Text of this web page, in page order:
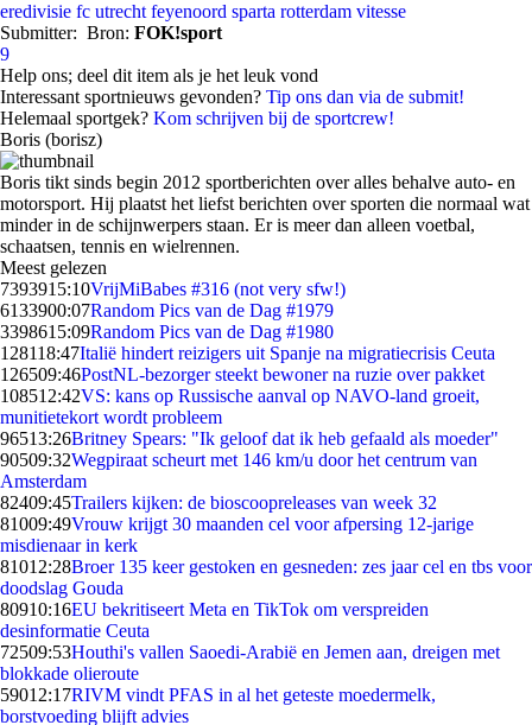
eredivisie fc utrecht feyenoord sparta rotterdam vitesse
Submitter: Bron: FOK!sport
9
Help ons; deel dit item als je het leuk vond
Interessant sportnieuws gevonden? Tip ons dan via de submit!
Helemaal sportgek? Kom schrijven bij de sportcrew!
Boris (borisz)
Boris tikt sinds begin 2012 sportberichten over alles behalve auto- en
motorsport. Hij plaatst het liefst berichten over sporten die normaal wat
minder in de schijnwerpers staan. Er is meer dan alleen voetbal,
schaatsen, tennis en wielrennen.
Meest gelezen
7393915:10VrijMiBabes #316 (not very sfw!)
6133900:07Random Pics van de Dag #1979
3398615:09Random Pics van de Dag #1980
128118:47Italië hindert reizigers uit Spanje na migratiecrisis Ceuta
126509:46PostNL-bezorger steekt bewoner na ruzie over pakket
108512:42VS: kans op Russische aanval op NAVO-land groeit,
munitietekort wordt probleem
96513:26Britney Spears: "Ik geloof dat ik heb gefaald als moeder"
90509:32Wegpiraat scheurt met 146 km/u door het centrum van
Amsterdam
82409:45Trailers kijken: de bioscoopreleases van week 32
81009:49Vrouw krijgt 30 maanden cel voor afpersing 12-jarige
misdienaar in kerk
81012:28Broer 135 keer gestoken en gesneden: zes jaar cel en tbs voor
doodslag Gouda
80910:16EU bekritiseert Meta en TikTok om verspreiden
desinformatie Ceuta
72509:53Houthi's vallen Saoedi-Arabië en Jemen aan, dreigen met
blokkade olieroute
59012:17RIVM vindt PFAS in al het geteste moedermelk,
borstvoeding blijft advies